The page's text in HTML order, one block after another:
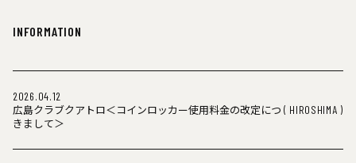
INFORMATION
2026.04.12
広島クラブクアトロ＜コインロッカー使用料金の改定につ
きまして＞
( HIROSHIMA )